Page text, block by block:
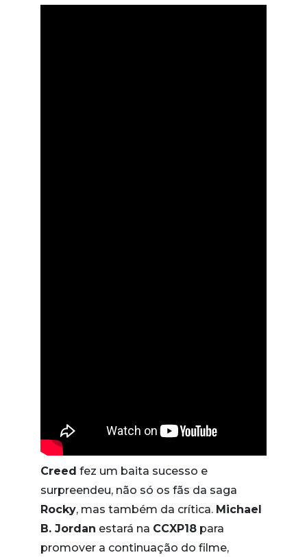
Creed fez um baita sucesso e
surpreendeu, não só os fãs da saga
Rocky, mas também da crítica. Michael
B. Jordan estará na CCXP18 para
promover a continuação do filme,